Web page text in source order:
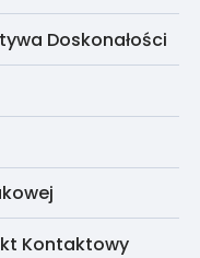
Doskonałości
Kontaktowy